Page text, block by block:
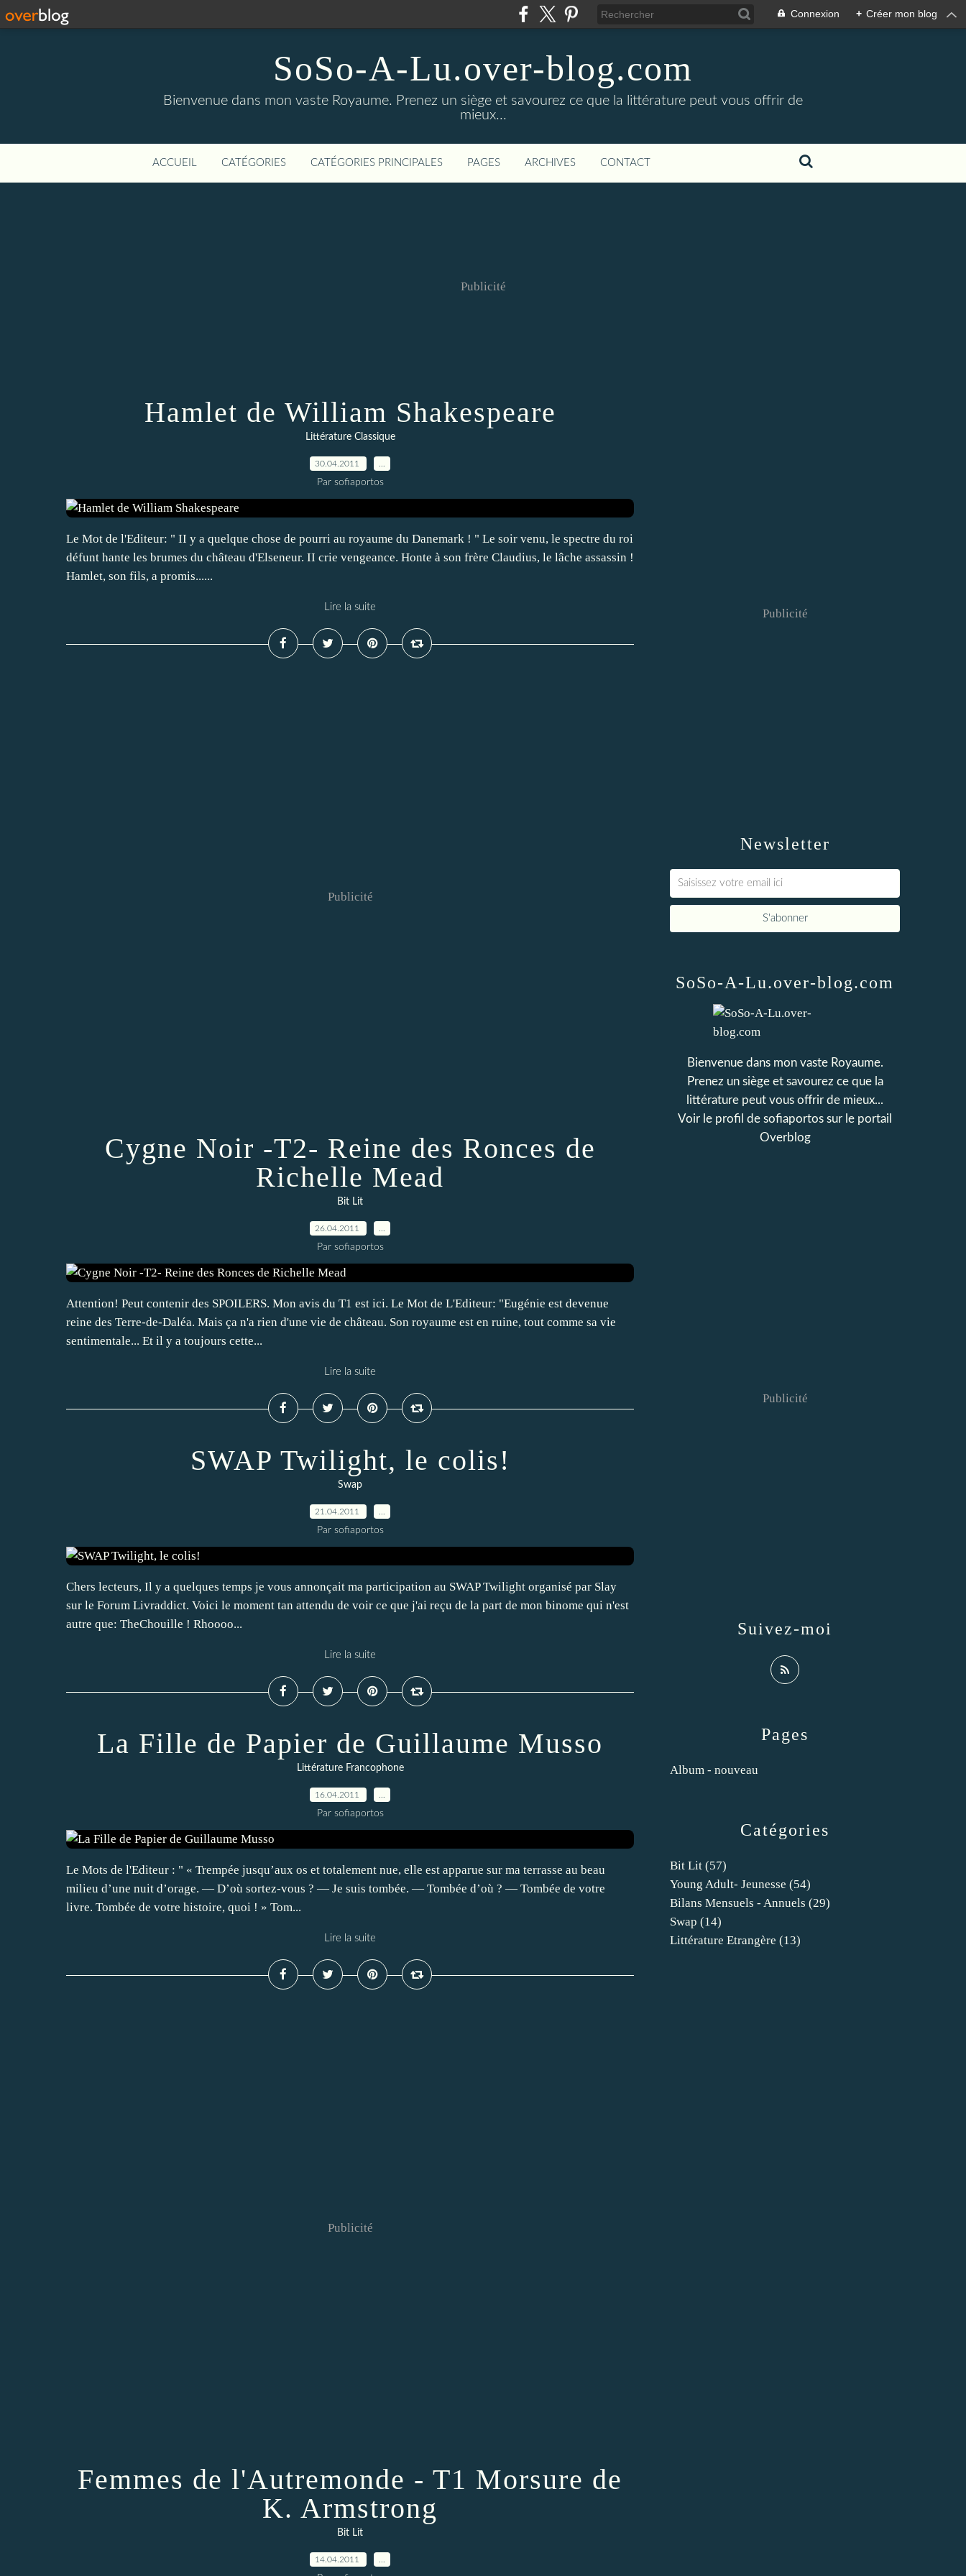
Connexion + Créer mon blog
SoSo-A-Lu.over-blog.com
Bienvenue dans mon vaste Royaume. Prenez un siège et savourez ce que la littérature peut vous offrir de
mieux...
ACCUEIL CATÉGORIES CATÉGORIES PRINCIPALES PAGES ARCHIVES CONTACT
Publicité
Hamlet de William Shakespeare
Littérature Classique
30.04.2011
Par sofiaportos
Le Mot de l'Editeur: " II y a quelque chose de pourri au royaume du Danemark ! " Le soir venu, le spectre du roi
défunt hante les brumes du château d'Elseneur. II crie vengeance. Honte à son frère Claudius, le lâche assassin !
Hamlet, son fils, a promis......
Lire la suite
Publicité
Cygne Noir -T2- Reine des Ronces de
Richelle Mead
Bit Lit
26.04.2011
Par sofiaportos
Attention! Peut contenir des SPOILERS. Mon avis du T1 est ici. Le Mot de L'Editeur: "Eugénie est devenue
reine des Terre-de-Daléa. Mais ça n'a rien d'une vie de château. Son royaume est en ruine, tout comme sa vie
sentimentale... Et il y a toujours cette...
Lire la suite
SWAP Twilight, le colis!
Swap
21.04.2011
Par sofiaportos
Chers lecteurs, Il y a quelques temps je vous annonçait ma participation au SWAP Twilight organisé par Slay
sur le Forum Livraddict. Voici le moment tan attendu de voir ce que j'ai reçu de la part de mon binome qui n'est
autre que: TheChouille ! Rhoooo...
Lire la suite
La Fille de Papier de Guillaume Musso
Littérature Francophone
16.04.2011
Par sofiaportos
Le Mots de l'Editeur : " « Trempée jusqu’aux os et totalement nue, elle est apparue sur ma terrasse au beau
milieu d’une nuit d’orage. — D’où sortez-vous ? — Je suis tombée. — Tombée d’où ? — Tombée de votre
livre. Tombée de votre histoire, quoi ! » Tom...
Lire la suite
Publicité
Femmes de l'Autremonde - T1 Morsure de
K. Armstrong
Bit Lit
14.04.2011
Newsletter
Publicité
Catégories
Bit Lit (57)
Young Adult- Jeunesse (54)
Bilans Mensuels - Annuels (29)
Swap (14)
Littérature Etrangère (13)
Pages
Album - nouveau
SoSo-A-Lu.over-blog.com
Bienvenue dans mon vaste Royaume.
Prenez un siège et savourez ce que la
littérature peut vous offrir de mieux...
Voir le profil de sofiaportos sur le portail
Overblog
Suivez-moi
Publicité